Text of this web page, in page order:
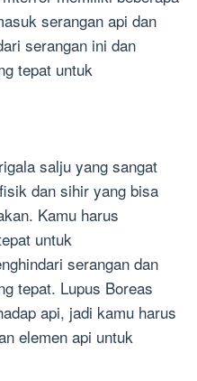
serangan api dan
serangan ini dan
tepat untuk
salju yang sangat
dan sihir yang bisa
Kamu harus
untuk
serangan dan
tepat. Lupus Boreas
api, jadi kamu harus
elemen api untuk